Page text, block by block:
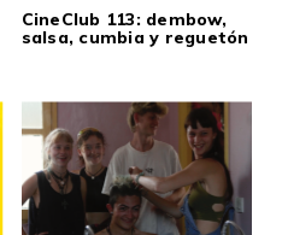
CineClub 113: dembow,
salsa, cumbia y reguetón